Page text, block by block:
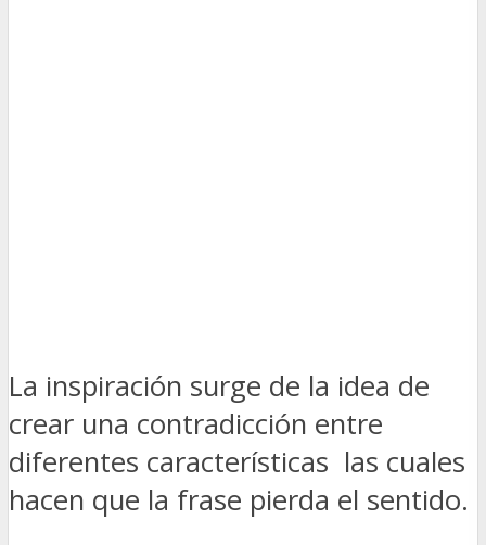
La inspiración surge de la idea de
crear una contradicción entre
diferentes características las cuales
hacen que la frase pierda el sentido.